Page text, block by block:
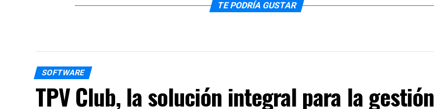
TE PODRÍA GUSTAR
SOFTWARE
TPV Club, la solución integral para la gestión